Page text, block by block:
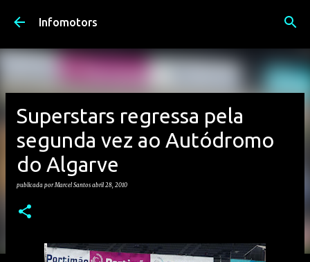
Avançar para o conteúdo principal
Infomotors
Superstars regressa pela
segunda vez ao Autódromo
do Algarve
publicada porMarcel Santos abril 28, 2010